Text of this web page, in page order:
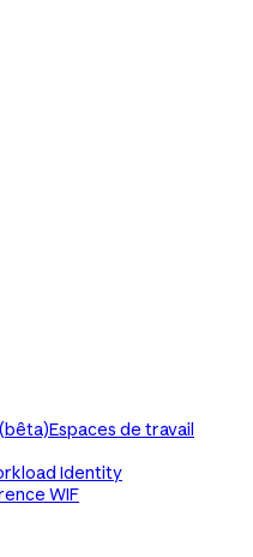
Espaces de travail
Identity
WIF